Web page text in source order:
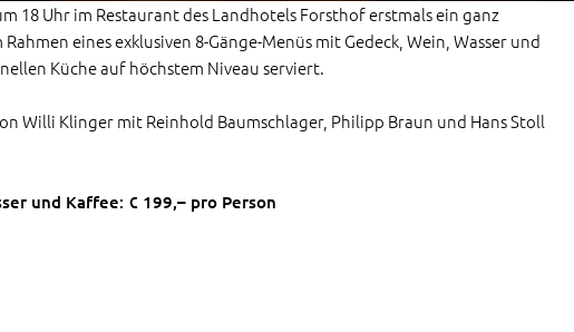
18 Uhr im Restaurant des Landhotels Forsthof erstmals ein ganz
eines exklusiven 8-Gänge-Menüs mit Gedeck, Wein, Wasser und
Küche auf höchstem Niveau serviert.
Willi Klinger mit Reinhold Baumschlager, Philipp Braun und Hans Stoll
und Kaffee: € 199,– pro Person